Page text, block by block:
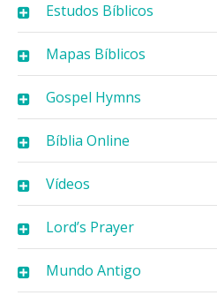
Estudos Bíblicos
Mapas Bíblicos
Gospel Hymns
Bíblia Online
Vídeos
Lord’s Prayer
Mundo Antigo